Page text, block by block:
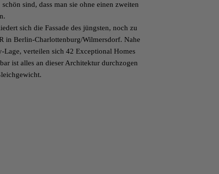
sind, dass man sie ohne einen zweiten
sich die Fassade des jüngsten, noch zu
in Berlin-Charlottenburg/Wilmersdorf. Nahe
verteilen sich 42 Exceptional Homes
ist alles an dieser Architektur durchzogen